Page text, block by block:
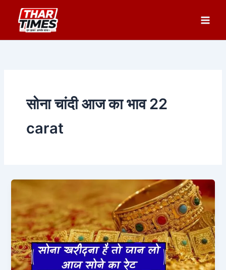
content
सोना चांदी आज का भाव 22
carat